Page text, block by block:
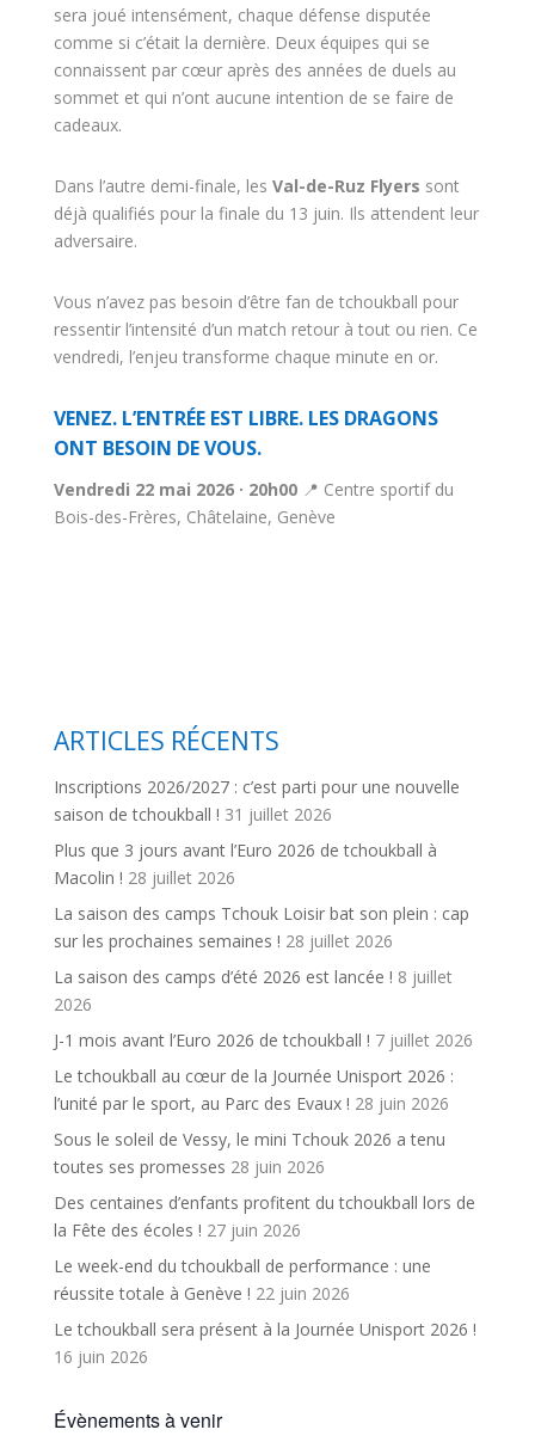
sera joué intensément, chaque défense disputée
comme si c’était la dernière. Deux équipes qui se
connaissent par cœur après des années de duels au
sommet et qui n’ont aucune intention de se faire de
cadeaux.
Dans l’autre demi-finale, les Val-de-Ruz Flyers sont
déjà qualifiés pour la finale du 13 juin. Ils attendent leur
adversaire.
Vous n’avez pas besoin d’être fan de tchoukball pour
ressentir l’intensité d’un match retour à tout ou rien. Ce
vendredi, l’enjeu transforme chaque minute en or.
VENEZ. L’ENTRÉE EST LIBRE. LES DRAGONS
ONT BESOIN DE VOUS.
Vendredi 22 mai 2026 · 20h00📍 Centre sportif du
Bois-des-Frères, Châtelaine, Genève
ARTICLES RÉCENTS
Inscriptions 2026/2027 : c’est parti pour une nouvelle
saison de tchoukball ! 31 juillet 2026
Plus que 3 jours avant l’Euro 2026 de tchoukball à
Macolin ! 28 juillet 2026
La saison des camps Tchouk Loisir bat son plein : cap
sur les prochaines semaines ! 28 juillet 2026
La saison des camps d’été 2026 est lancée ! 8 juillet
2026
J-1 mois avant l’Euro 2026 de tchoukball ! 7 juillet 2026
Le tchoukball au cœur de la Journée Unisport 2026 :
l’unité par le sport, au Parc des Evaux ! 28 juin 2026
Sous le soleil de Vessy, le mini Tchouk 2026 a tenu
toutes ses promesses 28 juin 2026
Des centaines d’enfants profitent du tchoukball lors de
la Fête des écoles ! 27 juin 2026
Le week-end du tchoukball de performance : une
réussite totale à Genève ! 22 juin 2026
Le tchoukball sera présent à la Journée Unisport 2026 !
16 juin 2026
Évènements à venir